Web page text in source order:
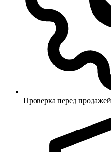
Проверка перед продажей